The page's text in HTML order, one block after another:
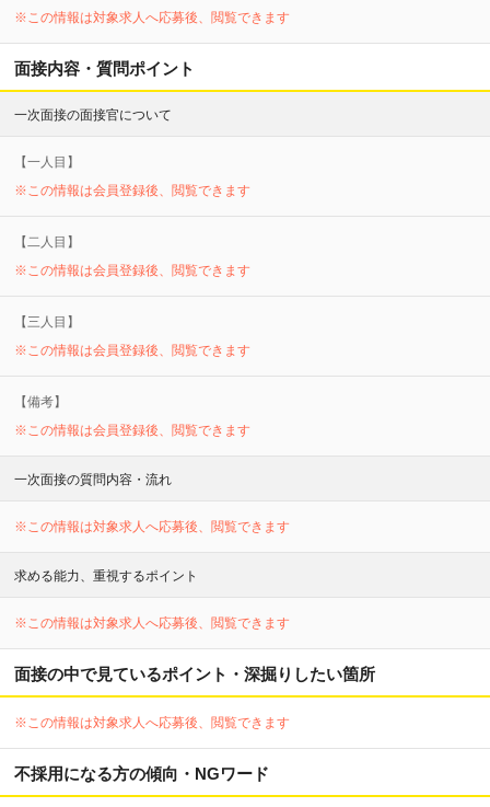
※この情報は対象求人へ応募後、閲覧できます
面接内容・質問ポイント
一次面接の面接官について
【一人目】
※この情報は会員登録後、閲覧できます
【二人目】
※この情報は会員登録後、閲覧できます
【三 人目】
※この情報は会員登録後、閲覧できます
【備考】
※この情報は会員登録後、閲覧できます
一次面接の質問内容・流れ
※この情報は対象求人へ応募後、閲覧できます
求める能力、重視するポイント
※この情報は対象求人へ応募後、閲覧できます
面接の中で見ているポイント・深掘りしたい箇所
※この情報は対象求人へ応募後、閲覧できます
不採用になる方の傾向・NGワード